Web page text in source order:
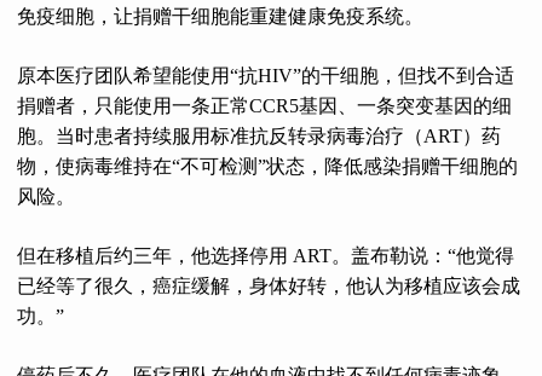
免疫细胞，让捐赠干细胞能重建健康免疫系统。
原本医疗团队希望能使用“抗HIV”的干细胞，但找不到合适
捐赠者，只能使用一条正常CCR5基因、一条突变基因的细
胞。当时患者持续服用标准抗反转录病毒治疗（ART）药
物，使病毒维持在“不可检测”状态，降低感染捐赠干细胞的
风险。
但在移植后约三年，他选择停用 ART。盖布勒说：“他觉得
已经等了很久，癌症缓解，身体好转，他认为移植应该会成
功。”